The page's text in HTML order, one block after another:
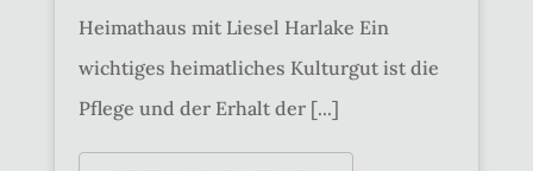
Heimathaus mit Liesel Harlake Ein
wichtiges heimatliches Kulturgut ist die
Pflege und der Erhalt der [...]